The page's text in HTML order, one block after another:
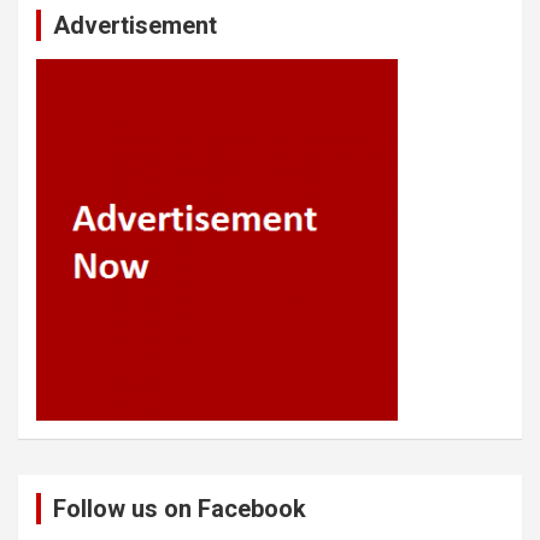
Advertisement
Follow us on Facebook